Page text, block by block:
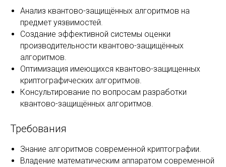
Анализ квантово-защищённых алгоритмов на
предмет уязвимостей.
Создание эффективной системы оценки
производительности квантово-защищённых
алгоритмов.
Оптимизация имеющихся квантово-защищенных
криптографических алгоритмов.
Консультирование по вопросам разработки
квантово-защищённых алгоритмов.
Требования
Знание алгоритмов современной криптографии.
Владение математическим аппаратом современной